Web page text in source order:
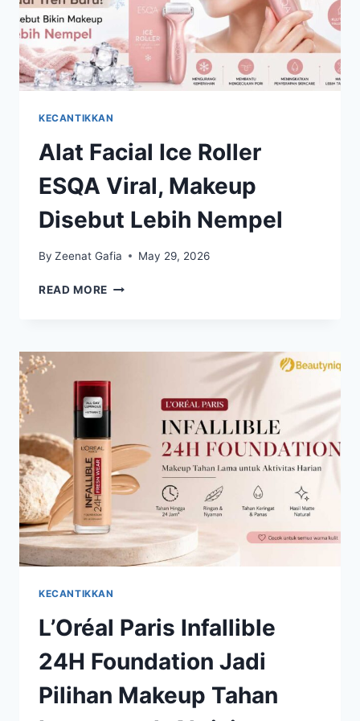
KECANTIKKAN
Alat Facial Ice Roller
ESQA Viral, Makeup
Disebut Lebih Nempel
By Zeenat Gafia May 29, 2026
READ MORE ALAT
ESQA
MAKEUP
DISEBUT
NEMPEL
KECANTIKKAN
L’Oréal Paris Infallible
24H Foundation Jadi
Pilihan Makeup Tahan